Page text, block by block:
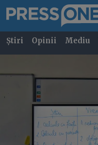
Știri Opinii Mediu